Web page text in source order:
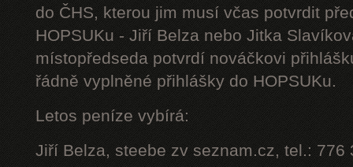
do ČHS, kterou jim musí včas potvrdit
HOPSUKu - Jiří Belza nebo Jitka
místopředseda potvrdí nováčkovi
řádně vyplněné přihlášky do HOPSUKu.
Letos peníze vybírá:
Jiří Belza, steebe zv seznam.cz, tel.: 776